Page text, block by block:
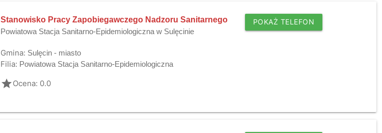
Stanowisko Pracy Zapobiegawczego Nadzoru Sanitarnego
Powiatowa Stacja Sanitarno-Epidemiologiczna w Sulęcinie
POKAŻ TELEFON
Gmina: Sulęcin - miasto
Filia: Powiatowa Stacja Sanitarno-Epidemiologiczna
gradeOcena: 0.0